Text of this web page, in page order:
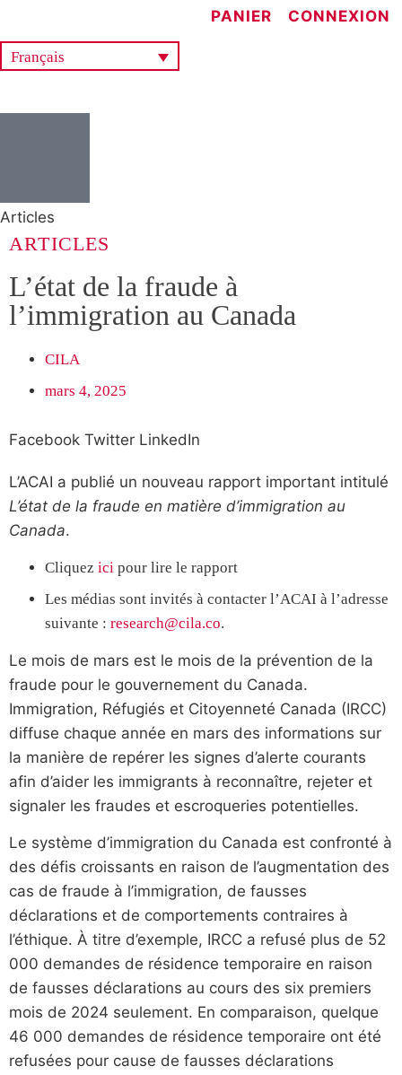
PANIER CONNEXION
Français
Articles
ARTICLES
L’état de la fraude à
l’immigration au Canada
CILA
mars 4, 2025
Facebook Twitter LinkedIn
L’ACAI a publié un nouveau rapport important intitulé
L’état de la fraude en matière d’immigration au
Canada.
Cliquez ici pour lire le rapport
Les médias sont invités à contacter l’ACAI à l’adresse
suivante : research@cila.co.
Le mois de mars est le mois de la prévention de la
fraude pour le gouvernement du Canada.
Immigration, Réfugiés et Citoyenneté Canada (IRCC)
diffuse chaque année en mars des informations sur
la manière de repérer les signes d’alerte courants
afin d’aider les immigrants à reconnaître, rejeter et
signaler les fraudes et escroqueries potentielles.
Le système d’immigration du Canada est confronté à
des défis croissants en raison de l’augmentation des
cas de fraude à l’immigration, de fausses
déclarations et de comportements contraires à
l’éthique. À titre d’exemple, IRCC a refusé plus de 52
000 demandes de résidence temporaire en raison
de fausses déclarations au cours des six premiers
mois de 2024 seulement. En comparaison, quelque
46 000 demandes de résidence temporaire ont été
refusées pour cause de fausses déclarations